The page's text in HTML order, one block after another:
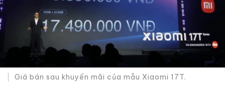
Giá bán sau khuyến mãi của mẫu Xiaomi 17T.